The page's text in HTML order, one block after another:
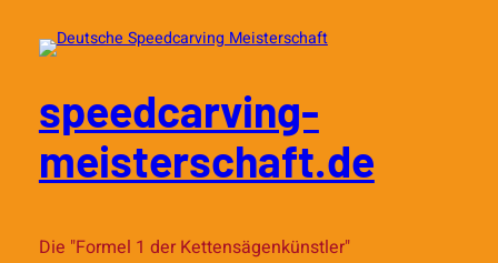
Inhalt
speedcarving-
meisterschaft.de
Die "Formel 1 der Kettensägenkünstler"